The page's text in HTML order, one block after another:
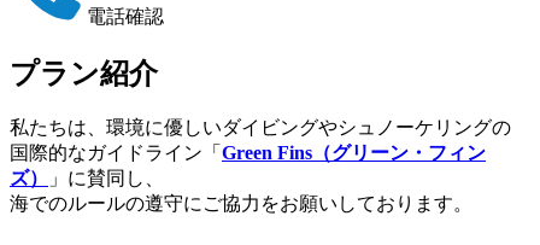
電話確認
プラン紹介
私たちは、環境に優しいダイビングやシュノーケリングの
国際的なガイドライン「 Green Fins（グリーン・フィン
ズ）
」に賛同し、
海でのルールの遵守にご協力をお願いしております。